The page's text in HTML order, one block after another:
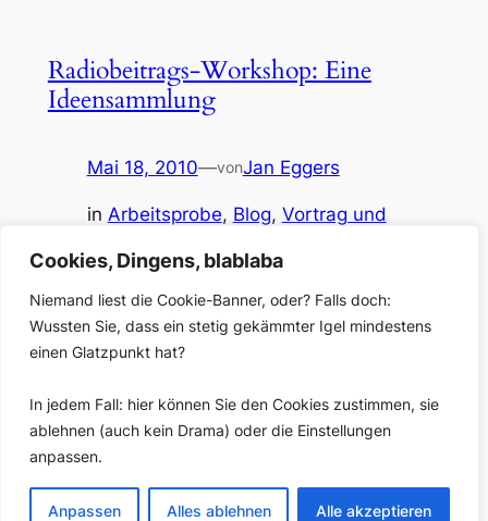
Cookies, Dingens, blablaba
Niemand liest die Cookie-Banner, oder? Falls doch:
Wussten Sie, dass ein stetig gekämmter Igel mindestens
einen Glatzpunkt hat?
In jedem Fall: hier können Sie den Cookies zustimmen, sie
ablehnen (auch kein Drama) oder die Einstellungen
anpassen.
Anpassen Alles ablehnen Alle akzeptieren
Radiobeitrags-Workshop: Eine
Ideensammlung
Mai 18, 2010—vonJan Eggers
in Arbeitsprobe, Blog, Vortrag und
Aus dem Tiefen der Festplatte: Der Versuch einer
Antwort auf die Frage: Wie kann ich meine Arbeit als
Radioreporter verbessern? Ein Mindmap, das
Ansatzpunkte zusammenstellt, es stammt aus einem
Beitragsworkshop im Auftrag der ARD-ZDF-
PDF-Dokument [hier] zum Herunterladen. Das
Mindmap wird bei nächster Gelegenheit gemeinsam
mit einem ausführlichen…